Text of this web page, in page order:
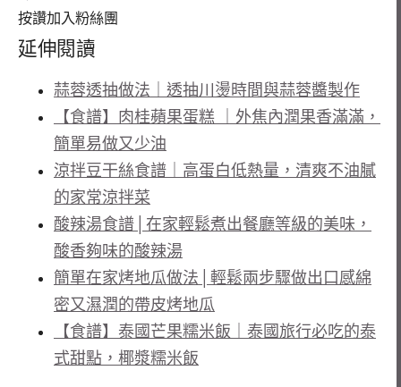
按讚加入粉絲團
延伸閱讀
蒜蓉透抽做法｜透抽川燙時間與蒜蓉醬製作
【食譜】肉桂蘋果蛋糕 ｜外焦內潤果香滿滿，
簡單易做又少油
涼拌豆干絲食譜｜高蛋白低熱量，清爽不油膩
的家常涼拌菜
酸辣湯食譜│在家輕鬆煮出餐廳等級的美味，
酸香夠味的酸辣湯
簡單在家烤地瓜做法│輕鬆兩步驟做出口感綿
密又濕潤的帶皮烤地瓜
【食譜】泰國芒果糯米飯｜泰國旅行必吃的泰
式甜點，椰漿糯米飯